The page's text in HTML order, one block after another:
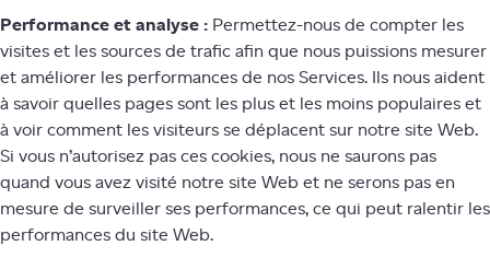
Performance et analyse : Permettez-nous de compter les
visites et les sources de trafic afin que nous puissions mesurer
et améliorer les performances de nos Services. Ils nous aident
à savoir quelles pages sont les plus et les moins populaires et
à voir comment les visiteurs se déplacent sur notre site Web.
Si vous n’autorisez pas ces cookies, nous ne saurons pas
quand vous avez visité notre site Web et ne serons pas en
mesure de surveiller ses performances, ce qui peut ralentir les
performances du site Web.